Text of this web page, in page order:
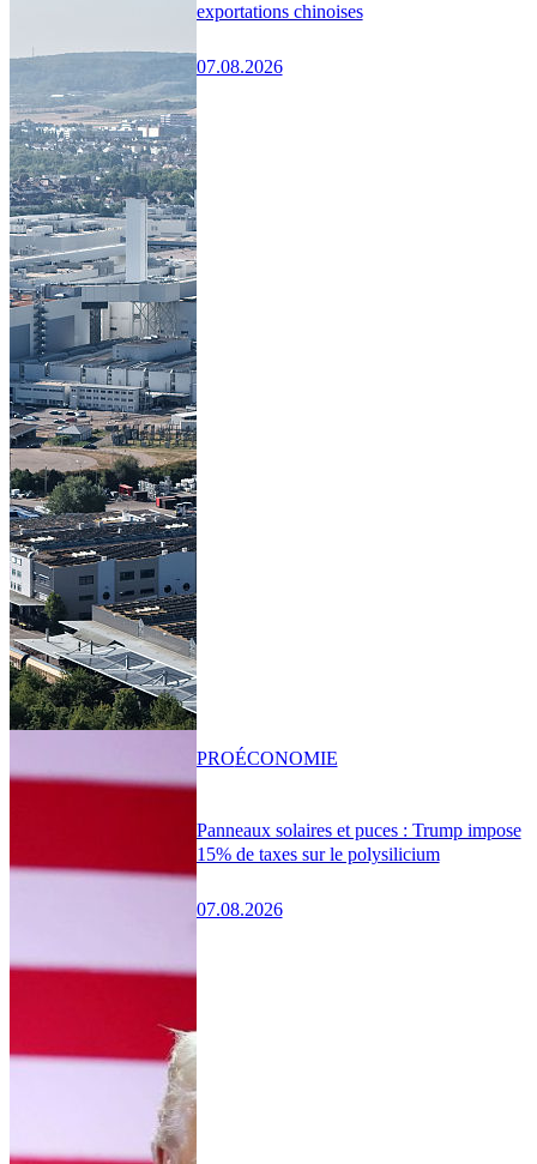
exportations chinoises
07.08.2026
Panneaux solaires et puces : Trump impose
15% de taxes sur le polysilicium
07.08.2026
PROÉCONOMIE